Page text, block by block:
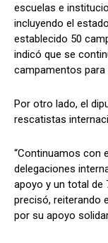
escuelas e
incluyendo el
establecido 50
indicó que se
campamentos para
Por otro lado, el
rescatistas
“Continuamos con
delegaciones
apoyo y un total de
precisó, reiterando
por su apoyo